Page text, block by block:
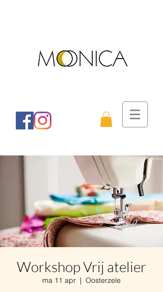
Workshop Vrij atelier
ma 11 apr
  |
Oosterzele